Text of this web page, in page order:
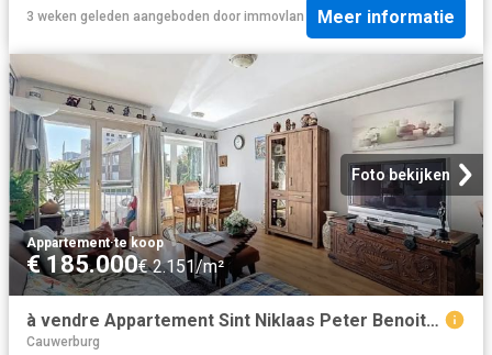
3 weken geleden aangeboden door immovlan Meer informatie
Foto bekijken
Appartement·te koop
€ 185.000€ 2.151/m²
à vendre Appartement Sint Niklaas Peter Benoitstraat
Cauwerburg